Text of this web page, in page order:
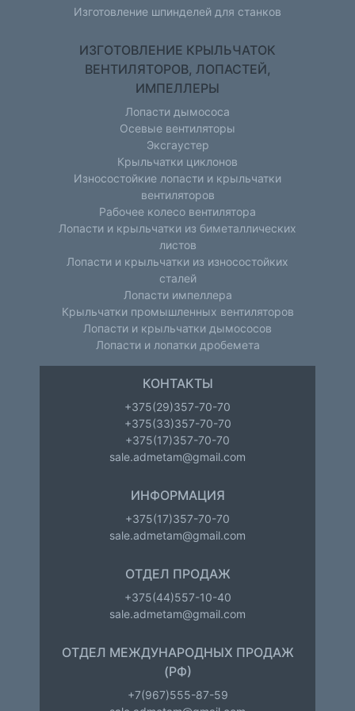
Изготовление шпинделей для станков
ИЗГОТОВЛЕНИЕ КРЫЛЬЧАТОК
ВЕНТИЛЯТОРОВ, ЛОПАСТЕЙ,
ИМПЕЛЛЕРЫ
Лопасти дымососа
Осевые вентиляторы
Эксгаустер
Крыльчатки циклонов
Износостойкие лопасти и крыльчатки
вентиляторов
Рабочее колесо вентилятора
Лопасти и крыльчатки из биметаллических
листов
Лопасти и крыльчатки из износостойких
сталей
Лопасти импеллера
Крыльчатки промышленных вентиляторов
Лопасти и крыльчатки дымососов
Лопасти и лопатки дробемета
КОНТАКТЫ
+375(29)357-70-70
+375(33)357-70-70
+375(17)357-70-70
sale.admetam@gmail.com
ИНФОРМАЦИЯ
+375(17)357-70-70
sale.admetam@gmail.com
ОТДЕЛ ПРОДАЖ
+375(44)557-10-40
sale.admetam@gmail.com
ОТДЕЛ МЕЖДУНАРОДНЫХ ПРОДАЖ
(РФ)
+7(967)555-87-59